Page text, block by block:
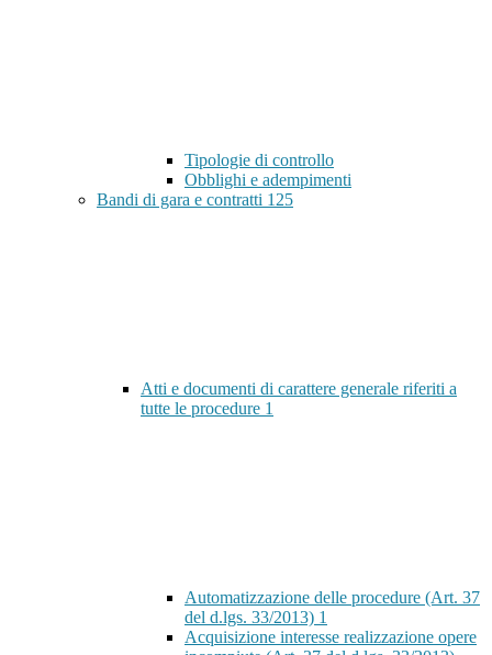
Tipologie di controllo
Obblighi e adempimenti
Bandi di gara e contratti 125
Atti e documenti di carattere generale riferiti a
tutte le procedure 1
Automatizzazione delle procedure (Art. 37
del d.lgs. 33/2013) 1
Acquisizione interesse realizzazione opere